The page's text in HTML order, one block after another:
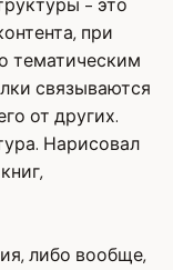
- это
при
тематическим
связываются
от других.
Нарисовал
либо вообще,